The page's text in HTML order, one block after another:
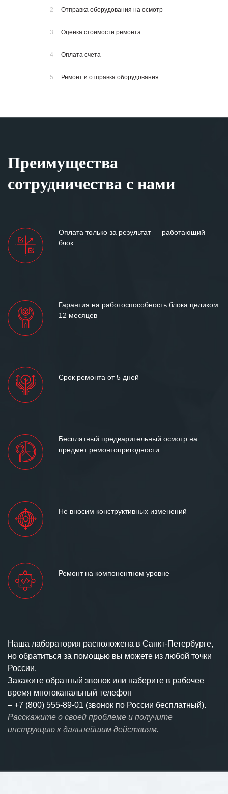
2 Отправка оборудования на осмотр
3 Оценка стоимости ремонта
4 Оплата счета
5 Ремонт и отправка оборудования
Преимущества
сотрудничества с нами
Оплата только за результат — работающий
блок
Гарантия на работоспособность блока целиком
12 месяцев
Срок ремонта от 5 дней
Бесплатный предварительный осмотр на
предмет ремонтопригодности
Не вносим конструктивных изменений
Ремонт на компонентном уровне
Наша лаборатория расположена в Санкт-Петербурге,
но обратиться за помощью вы можете из любой точки
России.
Закажите обратный звонок или наберите в рабочее
время многоканальный телефон
– +7 (800) 555-89-01 (звонок по России бесплатный).
Расскажите о своей проблеме и получите
инструкцию к дальнейшим действиям.